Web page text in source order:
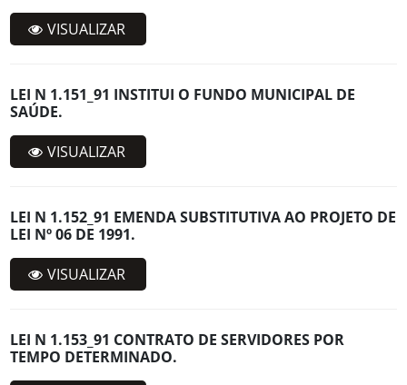
VISUALIZAR
LEI N 1.151_91 INSTITUI O FUNDO MUNICIPAL DE
SAÚDE.
VISUALIZAR
LEI N 1.152_91 EMENDA SUBSTITUTIVA AO PROJETO DE
LEI Nº 06 DE 1991.
VISUALIZAR
LEI N 1.153_91 CONTRATO DE SERVIDORES POR
TEMPO DETERMINADO.